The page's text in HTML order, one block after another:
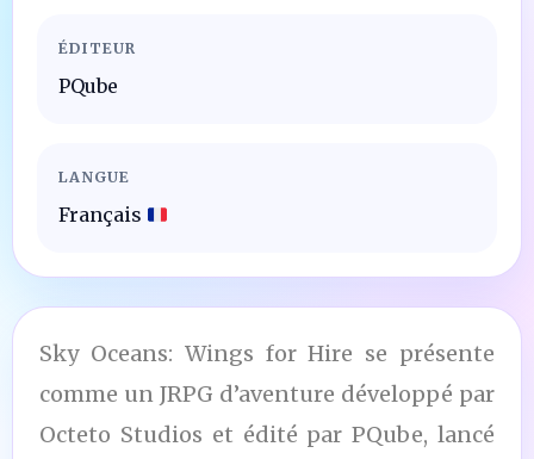
ÉDITEUR
PQube
LANGUE
Français
Sky Oceans: Wings for Hire se présente
comme un JRPG d’aventure développé par
Octeto Studios et édité par PQube, lancé